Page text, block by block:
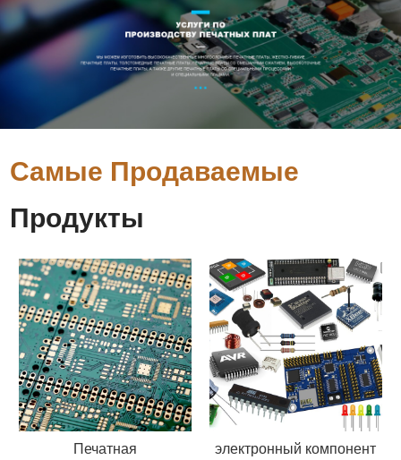
Самые Продаваемые
Продукты
Печатная
электронный компонент